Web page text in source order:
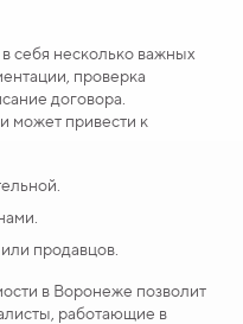
себя несколько важных
проверка
договора.
может привести к
продавцов.
в Воронеже позволит
работающие в